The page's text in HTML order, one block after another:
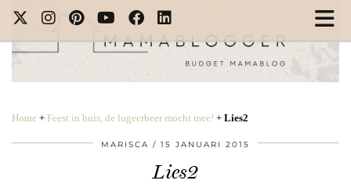
Home + Feest in huis, de logeerbeer mocht mee! + Lies2
MARISCA 15 JANUARI 2015
Lies2